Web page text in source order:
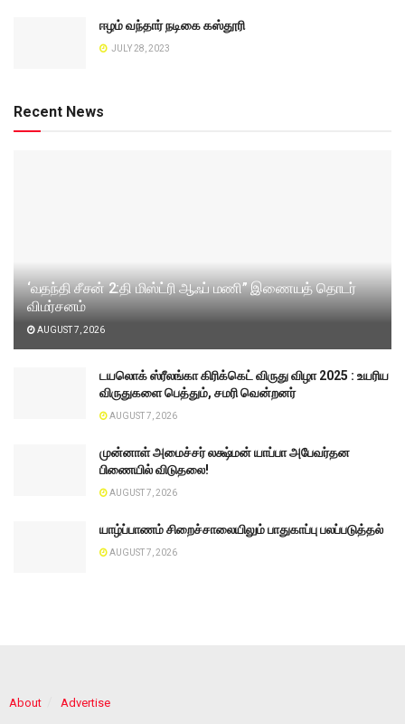
ஈழம் வந்தார் நடிகை கஸ்தூரி
JULY 28, 2023
Recent News
‘வதந்தி சீசன் 2:தி மிஸ்ட்ரி ஆஃப் மணி” இணையத் தொடர்
விமர்சனம்
AUGUST 7, 2026
டயலொக் ஸ்ரீலங்கா கிரிக்கெட் விருது விழா 2025 : உயரிய
விருதுகளை பெத்தும், சமரி வென்றனர்
AUGUST 7, 2026
முன்னாள் அமைச்சர் லக்ஷ்மன் யாப்பா அபேவர்தன
பிணையில் விடுதலை!
AUGUST 7, 2026
யாழ்ப்பாணம் சிறைச்சாலையிலும் பாதுகாப்பு பலப்படுத்தல்
AUGUST 7, 2026
About Advertise